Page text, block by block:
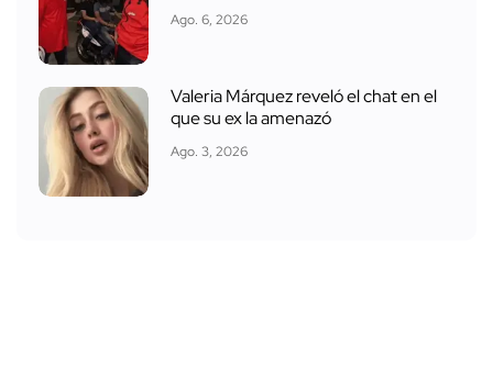
Ago. 6, 2026
Valeria Márquez reveló el chat en el
que su ex la amenazó
Ago. 3, 2026